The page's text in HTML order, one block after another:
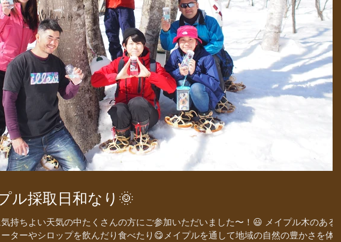
ル採取日和なり🌞
持ちよい天気の中たくさんの方にご参加いただいました〜！😃 メイプル木のある森
ターやシロップを飲んだり食べたり😋メイプルを通して地域の自然の豊かさを体感